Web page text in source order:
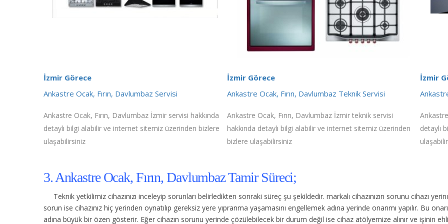
İzmir Görece
Ankastre Ocak, Fırın, Davlumbaz Servisi
Ankastre Ocak, Fırın, Davlumbaz İzmir servisi hakkında
detaylı bilgi alabilir ve internet sitemiz üzerinden bizlere
ulaşabilirsiniz
İzmir Görece
Ankastre Ocak, Fırın, Davlumbaz Teknik Servisi
Ankastre Ocak, Fırın, Davlumbaz İzmir teknik servisi
hakkında detaylı bilgi alabilir ve internet sitemiz üzerinden
bizlere ulaşabilirsiniz
İzmir
detaylı
3. Ankastre Ocak, Fırın, Davlumbaz Tamir Süreci;
Teknik yetkilimiz cihazınızı inceleyip sorunları belirledikten sonraki süreç şu şekildedir. markalı cihazınızın sorunu cihazı
sorun ise cihazınız hiç yerinden oynatılıp gereksiz yere yıpranma yaşamasını engellemek adına yerinde onarımı yapılır. Bu
adına büyük bir özen gösterir. Eğer cihazın sorunu yerinde çözülebilecek bir durum değil ise cihaz atölyemize alınır ve işinin